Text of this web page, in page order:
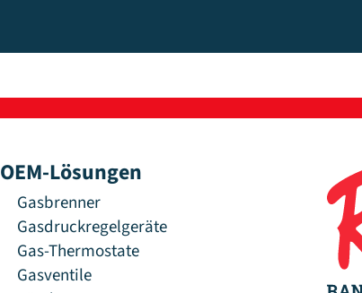
OEM-Lösungen
Gasbrenner
Gasdruckregelgeräte
Gas-Thermostate
Gasventile